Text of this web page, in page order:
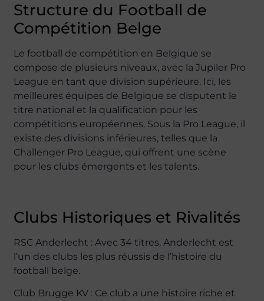
Structure du Football de
Compétition Belge
Le football de compétition en Belgique se
compose de plusieurs niveaux, avec la Jupiler Pro
League en tant que division supérieure. Ici, les
meilleures équipes de Belgique se disputent le
titre national et la qualification pour les
compétitions européennes. Sous la Pro League, il
existe des divisions inférieures, telles que la
Challenger Pro League, qui offrent une scène
pour les clubs émergents et les talents.
Clubs Historiques et Rivalités
RSC Anderlecht : Avec 34 titres, Anderlecht est
l’un des clubs les plus réussis de l’histoire du
football belge.
Club Brugge KV : Ce club a une histoire riche et